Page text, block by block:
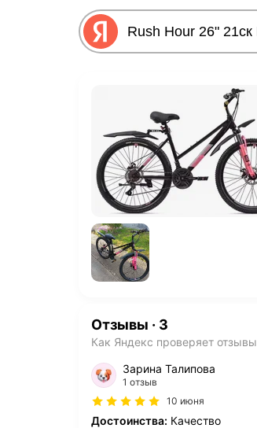
Отзывы · 3
Как Яндекс проверяет отзывы
Зарина Талипова
1 отзыв
10 июня
Достоинства: Качество